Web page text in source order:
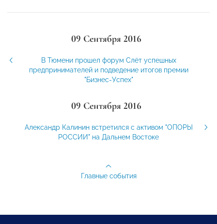
09 Сентября 2016
В Тюмени прошел форум Слёт успешных
предпринимателей и подведение итогов премии
"Бизнес-Успех"
09 Сентября 2016
Александр Калинин встретился с активом "ОПОРЫ
РОССИИ" на Дальнем Востоке
Главные события